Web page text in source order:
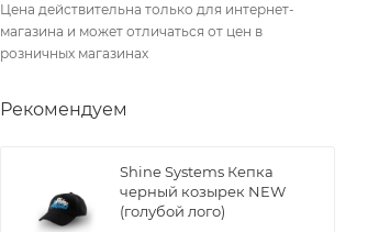
Цена действительна только для интернет-
магазина и может отличаться от цен в
розничных магазинах
Рекомендуем
Shine Systems Кепка
черный козырек NEW
(голубой лого)